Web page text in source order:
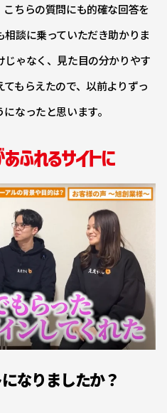
ちらの質問にも的確な回答を
談に乗っていただき助かりま
じゃなく、見た目の分かりやす
もらえたので、以前よりずっ
なったと思います。
ふれるサイトに
なりましたか？